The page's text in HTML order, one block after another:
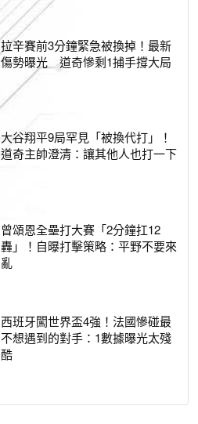
拉辛賽前3分鐘緊急被換掉！最新
傷勢曝光 道奇慘剩1捕手撐大局
大谷翔平9局罕見「被換代打」！
道奇主帥澄清：讓其他人也打一下
曾頌恩全壘打大賽「2分鐘扛12
轟」！自曝打擊策略：平野不要來
亂
西班牙闖世界盃4強！法國慘碰最
不想遇到的對手：1數據曝光太殘
酷